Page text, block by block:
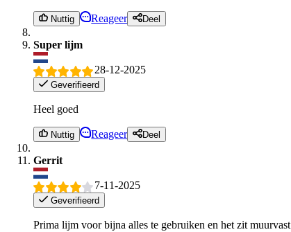
Nuttig Reageer Deel
Super lijm
28-12-2025
Geverifieerd
Heel goed
Nuttig Reageer Deel
Gerrit
7-11-2025
Geverifieerd
Prima lijm voor bijna alles te gebruiken en het zit muurvast